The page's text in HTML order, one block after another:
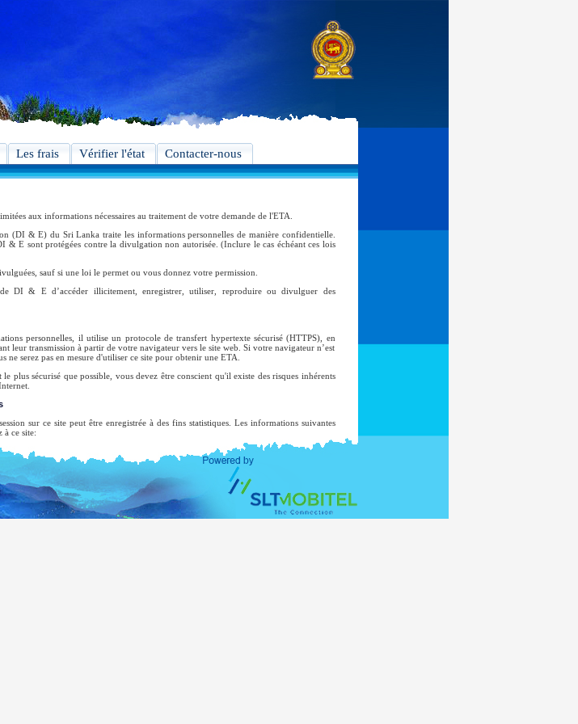
Les frais Vérifier l'état Contacter-nous
aux informations nécessaires au traitement de votre demande de l'ETA.
(DI & E) du Sri Lanka traite les informations personnelles de manière confidentielle.
& E sont protégées contre la divulgation non autorisée. (Inclure le cas échéant ces lois
sauf si une loi le permet ou vous donnez votre permission.
DI & E d’accéder illicitement, enregistrer, utiliser, reproduire ou divulguer des
personnelles, il utilise un protocole de transfert hypertexte sécurisé (HTTPS), en
leur transmission à partir de votre navigateur vers le site web. Si votre navigateur n’est
ne serez pas en mesure d'utiliser ce site pour obtenir une ETA.
sécurisé que possible, vous devez être conscient qu'il existe des risques inhérents
sur ce site peut être enregistrée à des fins statistiques. Les informations suivantes
à ce site:
;